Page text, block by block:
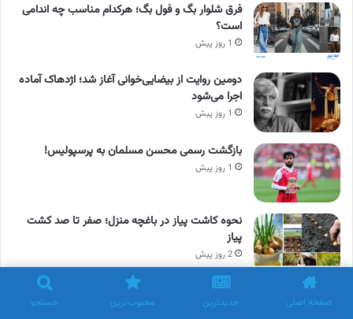
فرق شلوار بگ و فول بگ؛ هرکدام مناسب چه اندامی
است؟
1 روز پیش
دومین روایت از بیضایی‌خوانی آغاز شد؛ اژدهاک آماده
اجرا می‌شود
1 روز پیش
بازگشت رسمی محسن مسلمان به پرسپولیس!
1 روز پیش
نحوه کاشت پیاز در باغچه منزل؛ صفر تا صد کشت
پیاز
2 روز پیش
طرز تهیه کروسان بستنی وانیلی، شکلاتی، توت فرنگی به
روش خانگی
صفحه اصلی جدیدترین محبوب‌ترین جستجو